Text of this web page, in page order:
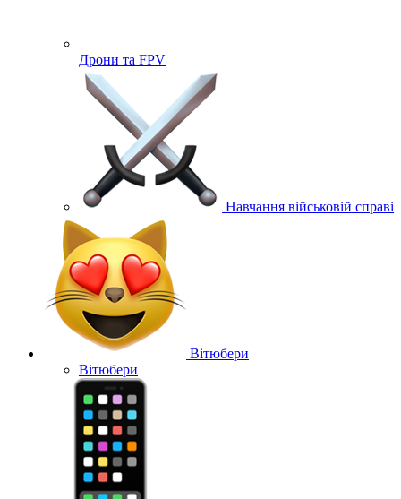
Дрони та FPV
Навчання військовій справі
Вітюбери
Вітюбери